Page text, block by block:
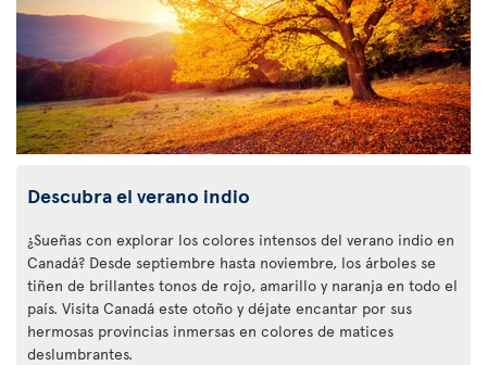
Descubra el verano indio
¿Sueñas con explorar los colores intensos del verano indio en
Canadá? Desde septiembre hasta noviembre, los árboles se
tiñen de brillantes tonos de rojo, amarillo y naranja en todo el
país. Visita Canadá este otoño y déjate encantar por sus
hermosas provincias inmersas en colores de matices
deslumbrantes.